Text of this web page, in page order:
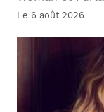
Le 6 août 2026